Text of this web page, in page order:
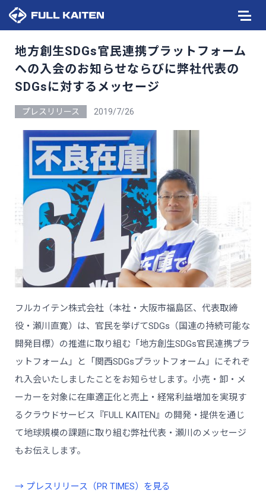
地方創生SDGs官民連携プラットフォーム
への入会のお知らせならびに弊社代表の
SDGsに対するメッセージ
プレスリリース 2019/7/26
フルカイテン株式会社（本社・大阪市福島区、代表取締
役・瀬川直寛）は、官民を挙げてSDGs（国連の持続可能な
開発目標）の推進に取り組む「地方創生SDGs官民連携プラ
ットフォーム」と「関西SDGsプラットフォーム」にそれぞ
れ入会いたしましたことをお知らせします。小売・卸・メ
ーカーを対象に在庫適正化と売上・経常利益増加を実現す
るクラウドサービス『FULL KAITEN』の開発・提供を通じ
て地球規模の課題に取り組む弊社代表・瀬川のメッセージ
もお伝えします。
→ プレスリリース（PR TIMES）を見る